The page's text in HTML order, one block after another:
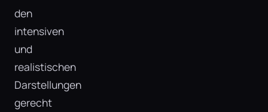
den
intensiven
und
realistischen
Darstellungen
gerecht